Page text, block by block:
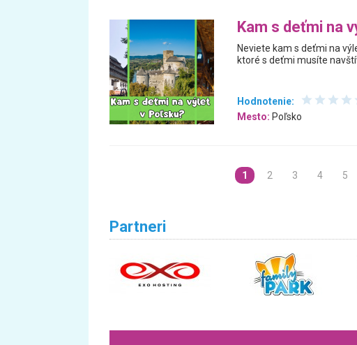
Kam s deťmi na
Neviete kam s deťmi na
ktoré s deťmi musíte
Hodnotenie:
Mesto: Poľsko
1 2 3 4 5
Partneri